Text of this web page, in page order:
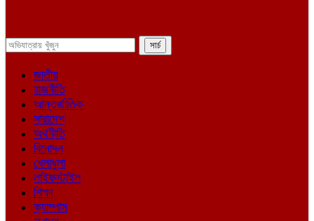
জাতীয়
রাজনীতি
আন্তর্জাতিক
সারাদেশ
অর্থনীতি
বিনোদন
খেলাধুলা
লাইফস্টাইল
শিক্ষা
ক্যাম্পাস